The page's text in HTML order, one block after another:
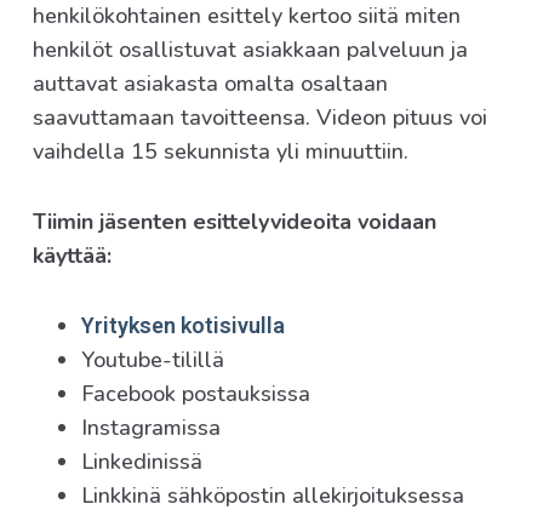
henkilökohtainen esittely kertoo siitä miten
henkilöt osallistuvat asiakkaan palveluun ja
auttavat asiakasta omalta osaltaan
saavuttamaan tavoitteensa. Videon pituus voi
vaihdella 15 sekunnista yli minuuttiin.
Tiimin jäsenten esittelyvideoita voidaan
käyttää:
Yrityksen kotisivulla
Youtube-tilillä
Facebook postauksissa
Instagramissa
Linkedinissä
Linkkinä sähköpostin allekirjoituksessa